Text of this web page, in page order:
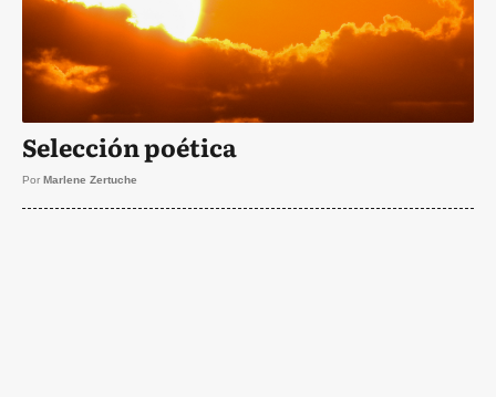
Selección poética
Por Marlene Zertuche